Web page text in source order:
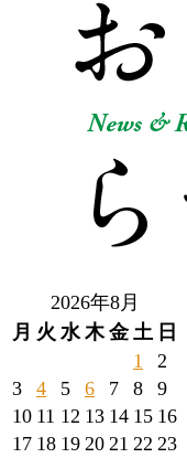
2026年8月
月 火 水 木 金 土 日
1
2
3
4 5 6 7 8
9
10 11 12 13 14 15 16
17 18 19 20 21 22 23